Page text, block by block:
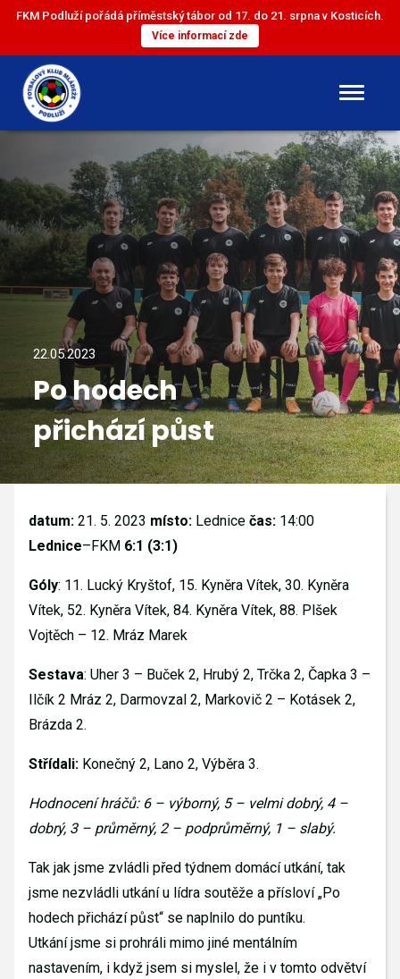
FKM Podluží pořádá příměstský tábor od 17. do 21. srpna v Kosticích.
Více informací zde
DOROST
ST. ŽÁCI
ML. ŽÁCI
ST. PŘÍPRAVKA
ML. PŘÍPRAVKA
MINI
GALERIE
22.05.2023
Po hodech
přichází půst
datum: 21. 5. 2023 místo: Lednice čas: 14:00
Lednice–FKM 6:1 (3:1)
Góly: 11. Lucký Kryštof, 15. Kyněra Vítek, 30. Kyněra
Vítek, 52. Kyněra Vítek, 84. Kyněra Vítek, 88. Plšek
Vojtěch – 12. Mráz Marek
Sestava: Uher 3 – Buček 2, Hrubý 2, Trčka 2, Čapka 3 –
Ilčík 2 Mráz 2, Darmovzal 2, Markovič 2 – Kotásek 2,
Brázda 2.
Střídali: Konečný 2, Lano 2, Výběra 3.
Hodnocení hráčů: 6 – výborný, 5 – velmi dobrý, 4 –
dobrý, 3 – průměrný, 2 – podprůměrný, 1 – slabý.
Tak jak jsme zvládli před týdnem domácí utkání, tak
jsme nezvládli utkání u lídra soutěže a přísloví „Po
hodech přichází půst“ se naplnilo do puntíku.
Utkání jsme si prohráli mimo jiné mentálním
nastavením, i když jsem si myslel, že i v tomto odvětví